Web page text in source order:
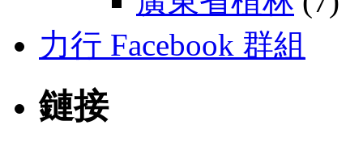
力行 Facebook 群組
鏈接